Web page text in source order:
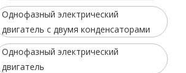
Однофазный электрический
двигатель с двумя конденсаторами
Однофазный электрический
двигатель